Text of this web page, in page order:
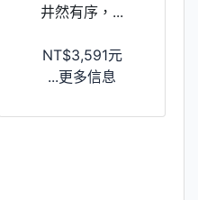
井然有序，...
NT$3,591元
...更多信息